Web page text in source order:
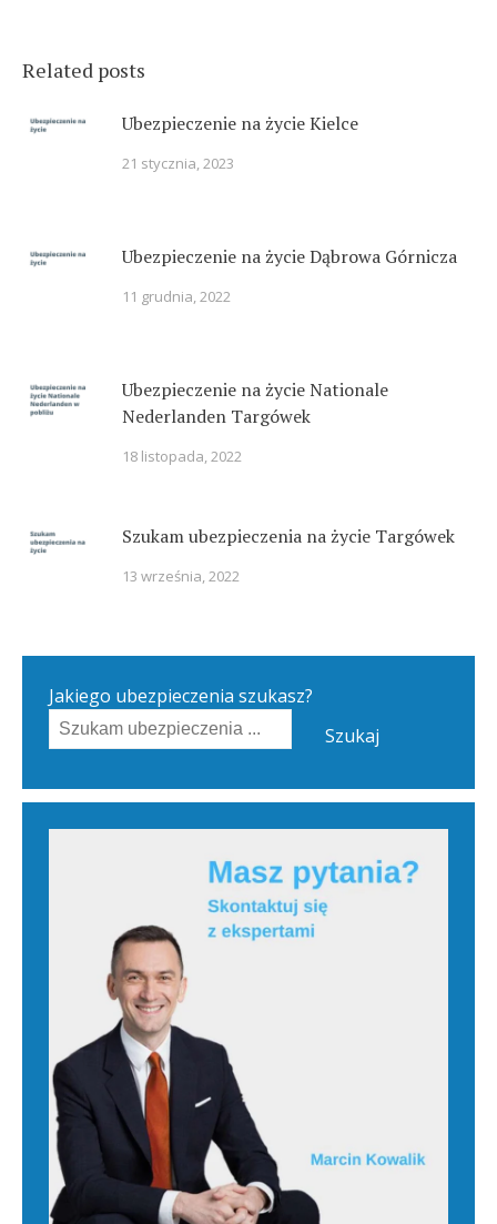
Related posts
Ubezpieczenie na życie Kielce
21 stycznia, 2023
Ubezpieczenie na życie Dąbrowa Górnicza
11 grudnia, 2022
Ubezpieczenie na życie Nationale
Nederlanden Targówek
18 listopada, 2022
Szukam ubezpieczenia na życie Targówek
13 września, 2022
Jakiego ubezpieczenia szukasz?
Szukaj